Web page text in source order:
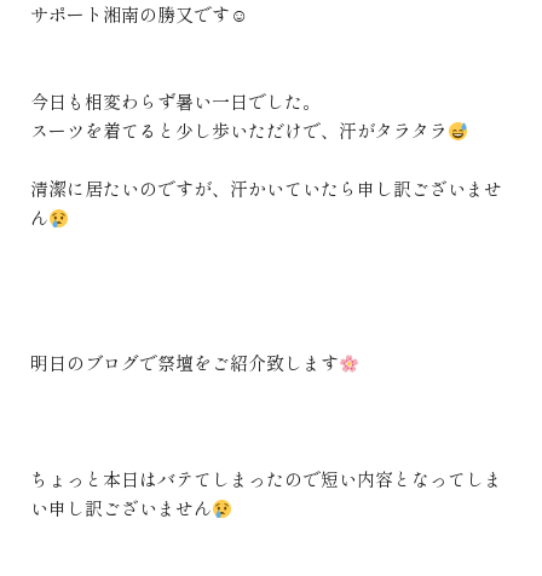
サポート湘南の勝又です☺
今日も相変わらず暑い一日でした。
スーツを着てると少し歩いただけで、汗がタラタラ
清潔に居たいのですが、汗かいていたら申し訳ございませ
ん
明日のブログで祭壇をご紹介致します
ちょっと本日はバテてしまったので短い内容となってしま
い申し訳ございません